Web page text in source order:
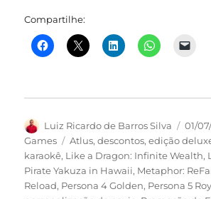
Compartilhe:
Autor
Luiz Ricardo de Barros Silva
em
01/
Games
Tags
Atlus,descontos,edição
karaokê, Like a Dragon: Infinite Wealth,
Pirate Yakuza in Hawaii, Metaphor:
Reload, Persona 4 Golden, Persona 5